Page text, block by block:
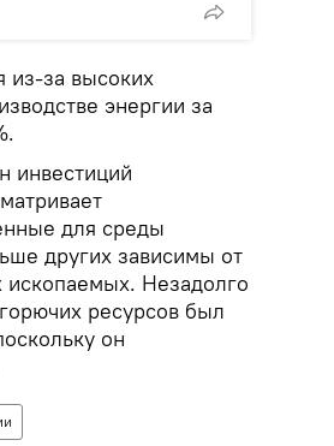
из-за высоких
энергии за
инвестиций
для среды
других зависимы от
ископаемых. Незадолго
ресурсов был
он